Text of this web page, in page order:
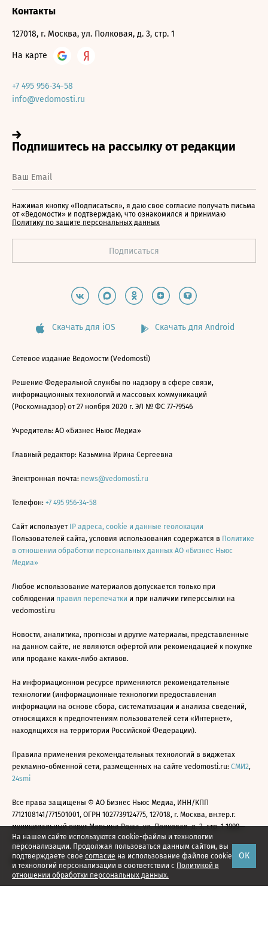
На нашем сайте используются cookie-файлы и технологии
персонализации. Продолжая пользоваться данным сайтом, вы
подтверждаете свое согласие на использование файлов cookie
и технологий персонализации в соответствии с Политикой в
отношении обработки персональных данных.
ОК
Контакты
127018, г. Москва, ул. Полковая, д. 3, стр. 1
На карте
+7 495 956-34-58
info@vedomosti.ru
Нажимая кнопку «Подписаться», я даю свое согласие получать письма
от «Ведомости» и подтверждаю, что ознакомился и принимаю
Политику по защите персональных данных
Скачать для iOS Скачать для Android
Сетевое издание Ведомости (Vedomosti)
Решение Федеральной службы по надзору в сфере связи,
информационных технологий и массовых коммуникаций
(Роскомнадзор) от 27 ноября 2020 г. ЭЛ № ФС 77-79546
Учредитель: АО «Бизнес Ньюс Медиа»
Главный редактор: Казьмина Ирина Сергеевна
Электронная почта: news@vedomosti.ru
Телефон: +7 495 956-34-58
Сайт использует IP адреса, cookie и данные геолокации
Пользователей сайта, условия использования содержатся в Политике
в отношении обработки персональных данных АО «Бизнес Ньюс
Медиа»
Любое использование материалов допускается только при
соблюдении правил перепечатки и при наличии гиперссылки на
vedomosti.ru
Новости, аналитика, прогнозы и другие материалы, представленные
на данном сайте, не являются офертой или рекомендацией к покупке
или продаже каких-либо активов.
На информационном ресурсе применяются рекомендательные
технологии (информационные технологии предоставления
информации на основе сбора, систематизации и анализа сведений,
относящихся к предпочтениям пользователей сети «Интернет»,
находящихся на территории Российской Федерации).
Правила применения рекомендательных технологий в виджетах
рекламно-обменной сети, размещенных на сайте vedomosti.ru: СМИ2,
24smi
Все права защищены © АО Бизнес Ньюс Медиа, ИНН/КПП
7712108141/771501001, ОГРН 1027739124775, 127018, г. Москва, вн.тер.г.
муниципальный округ Марьина Роща, ул. Полковая, д. 3, стр. 1 1999—
2026